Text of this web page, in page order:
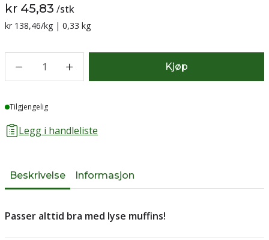
kr 45,83 /stk
Sammenligning pris:
kr 138,46/kg | 0,33 kg
1 Kjøp
Lager
Tilgjengelig
Legg i handleliste
Beskrivelse Informasjon
Passer alttid bra med lyse muffins!